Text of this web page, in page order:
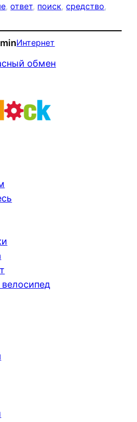
, ответ, поиск, средство
Интернет
обмен